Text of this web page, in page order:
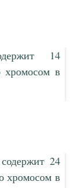
14
хромосом в
24
хромосом в